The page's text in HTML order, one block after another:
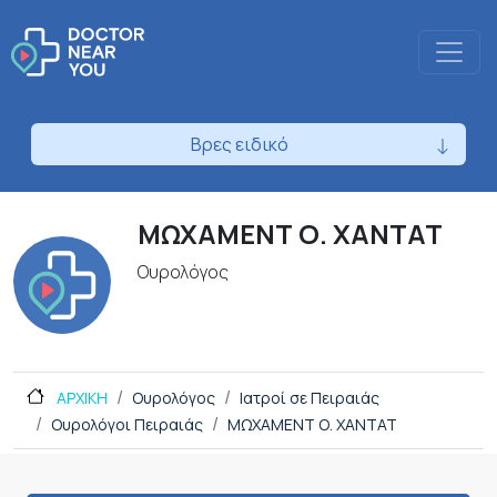
Βρες ειδικό
ΜΩΧΑΜΕΝΤ Ο. ΧΑΝΤΑΤ
Ουρολόγος
ΑΡΧΙΚΗ Ουρολόγος
Ιατροί σε Πειραιάς
Ουρολόγοι Πειραιάς
ΜΩΧΑΜΕΝΤ Ο. ΧΑΝΤΑΤ